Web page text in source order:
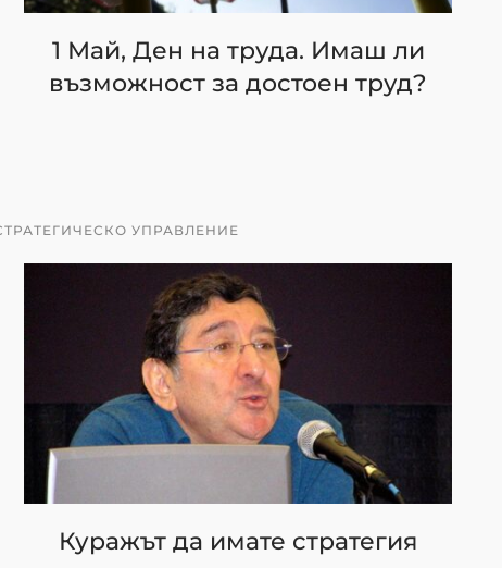
1 Май, Ден на труда. Имаш ли
възможност за достоен труд?
УПРАВЛЕНИЕ
Куражът да имате стратегия